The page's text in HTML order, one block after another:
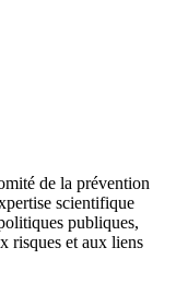
de la prévention
scientifique
publiques,
risques et aux liens